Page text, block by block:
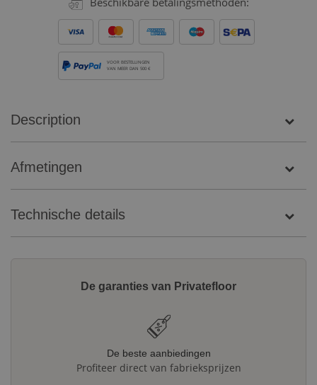
VOOR BESTELLINGEN
VAN MEER DAN 500 €
Description
Afmetingen
Technische details
De garanties van Privatefloor
De beste aanbiedingen
Profiteer direct van fabrieksprijzen